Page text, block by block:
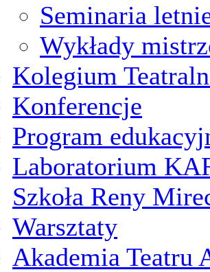
Seminaria
Wykłady
Kolegium
Konferencje
Program
Laboratorium
Szkoła Reny
Warsztaty
Akademia Teatru